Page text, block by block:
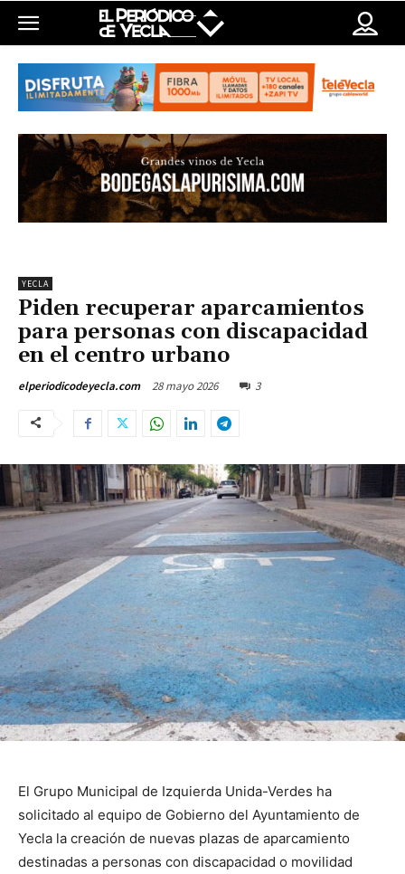
YECLA
Piden recuperar aparcamientos
para personas con discapacidad
en el centro urbano
elperiodicodeyecla.com 28 mayo 2026 3
El Grupo Municipal de Izquierda Unida-Verdes ha
solicitado al equipo de Gobierno del Ayuntamiento de
Yecla la creación de nuevas plazas de aparcamiento
destinadas a personas con discapacidad o movilidad